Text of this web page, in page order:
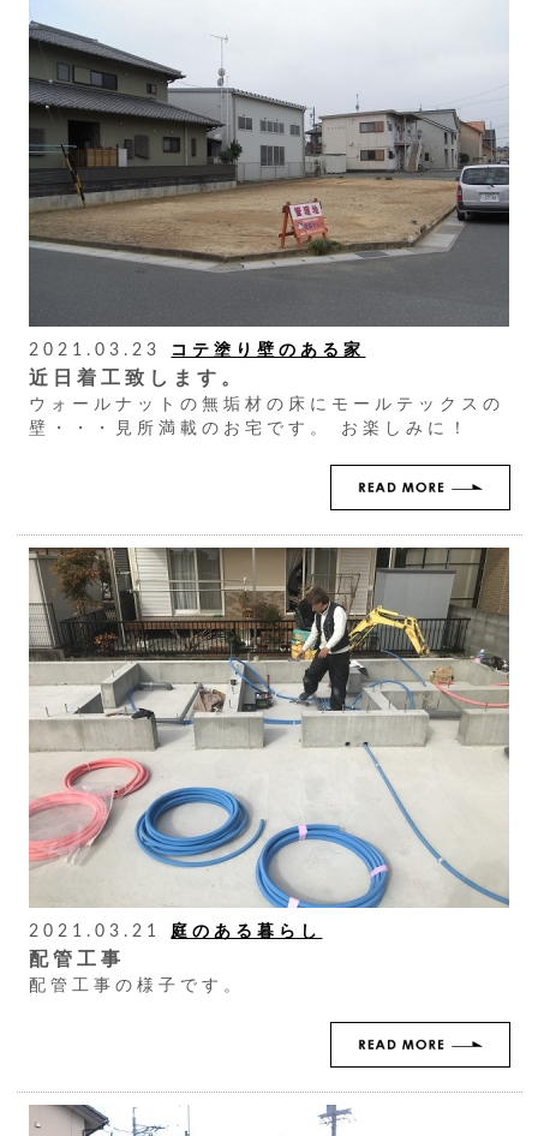
2021.03.23 コテ塗り壁のある家
近日着工致します。
ウォールナットの無垢材の床にモールテックスの
壁・・・見所満載のお宅です。 お楽しみに！
2021.03.21 庭のある暮らし
配管工事
配管工事の様子です。